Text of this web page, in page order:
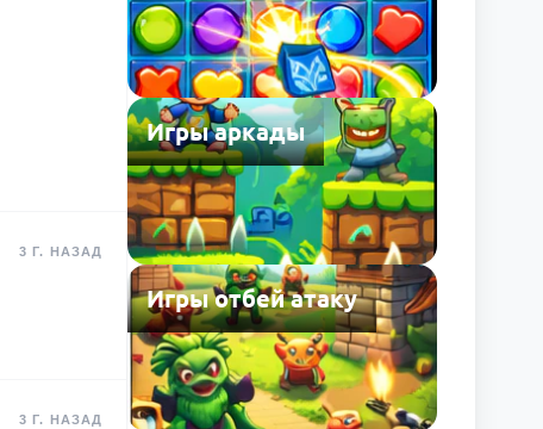
3 Г. НАЗАД
3 Г. НАЗАД
Игры аркады
Игры отбей атаку